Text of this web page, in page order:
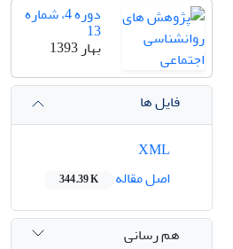
دوره 4، شماره
13
بهار 1393
فایل ها
اصل مقاله
344.39 K
هم رسانی